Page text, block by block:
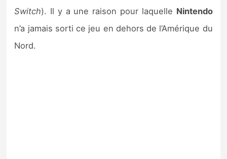
Switch). Il y a une raison pour laquelle Nintendo
n’a jamais sorti ce jeu en dehors de l’Amérique du
Nord.